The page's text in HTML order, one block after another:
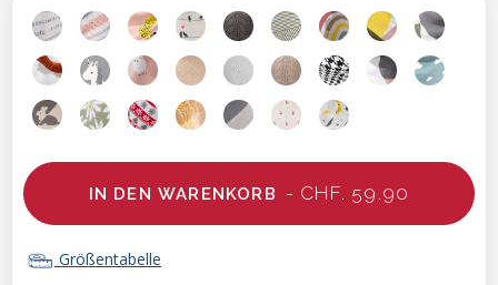
IN DEN WARENKORB - CHF. 59.90
Größentabelle